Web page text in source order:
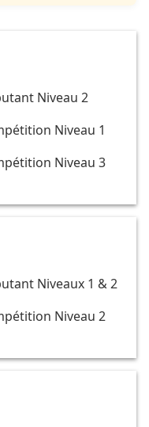
Niveau 2
Niveau 1
Niveau 3
Niveaux 1 & 2
Niveau 2